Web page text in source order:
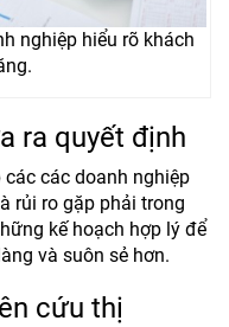
nghiệp hiểu rõ khách
ra quyết định
các doanh nghiệp
rủi ro gặp phải trong
kế hoạch hợp lý để
và suôn sẻ hơn.
cứu thị